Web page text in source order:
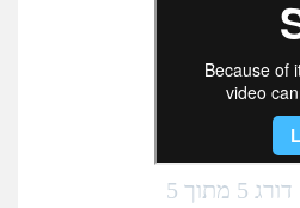
דורג 5 מתוך 5